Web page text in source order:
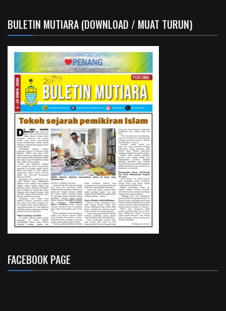
BULETIN MUTIARA (DOWNLOAD / MUAT TURUN)
FACEBOOK PAGE